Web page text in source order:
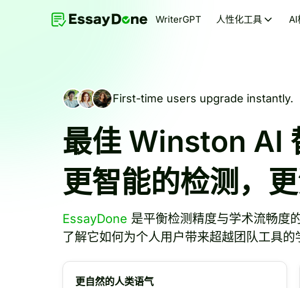
WriterGPT 人性化工具 AI
First-time users upgrade instantly.
最佳 Winston AI
更智能的检测，
EssayDone 是平衡检测精度与学术流畅度
了解它如何为个人用户带来超越团队工具
更自然的人类语气